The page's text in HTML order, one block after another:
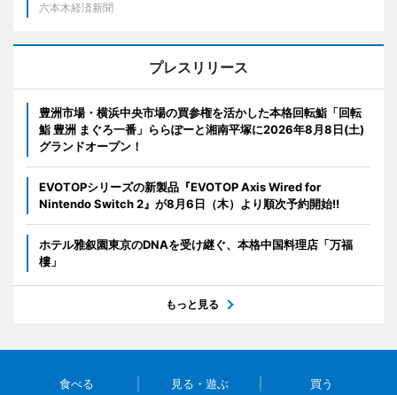
六本木経済新聞
プレスリリース
豊洲市場・横浜中央市場の買参権を活かした本格回転鮨「回転
鮨 豊洲 まぐろ一番」ららぽーと湘南平塚に2026年8月8日(土)
グランドオープン！
EVOTOPシリーズの新製品『EVOTOP Axis Wired for
Nintendo Switch 2』が8月6日（木）より順次予約開始!!
ホテル雅叙園東京のDNAを受け継ぐ、本格中国料理店「万福
樓」
もっと見る
食べる 見る・遊ぶ 買う